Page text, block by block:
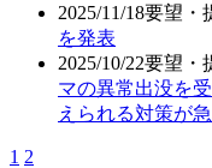
2025/11/18要望・
を発表
2025/10/22要望・
マの異常出没を
えられる対策が
1 2